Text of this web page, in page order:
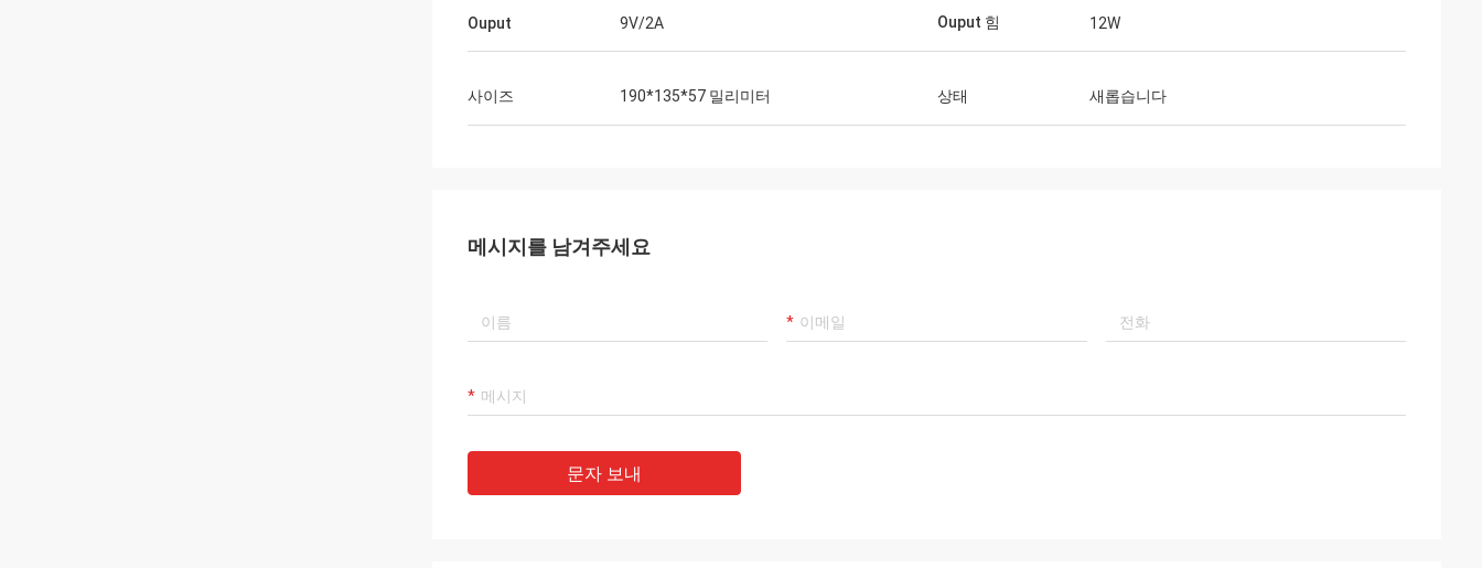
Ouput 9V/2A Ouput 힘 12W
사이즈 190*135*57 밀리미터 상태 새롭습니다
메시지를 남겨주세요
문자 보내